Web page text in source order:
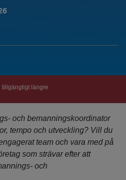
tillgängligt längre
och bemanningskoordinator
tempo och utveckling? Vill du
team och vara med på
som strävar efter att
och